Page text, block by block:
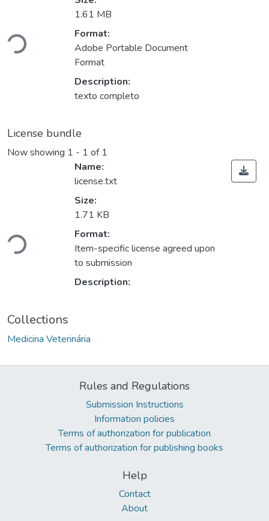
Loading...
1.61 MB
Format:
Adobe Portable Document
Format
Description:
texto completo
License bundle
Now showing 1 - 1 of 1
Loading...
Name:
license.txt
Size:
1.71 KB
Format:
Item-specific license agreed upon
to submission
Description:
Collections
Medicina Veterinária
Rules and Regulations
Submission Instructions
Information policies
Terms of authorization for publication
Terms of authorization for publishing books
Help
Contact
About